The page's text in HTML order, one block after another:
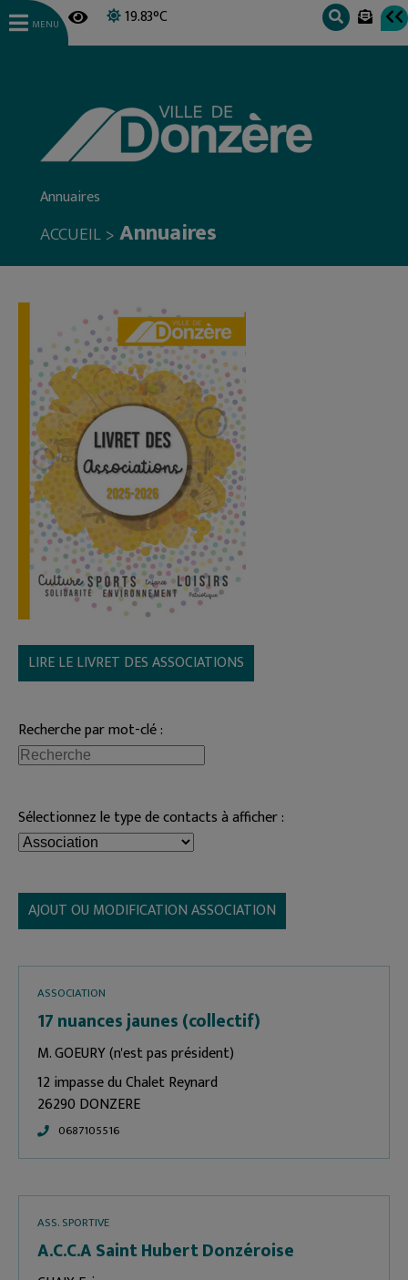
19.83°C
MENU
Annuaires
ACCUEIL>Annuaires
LIRE LE LIVRET DES ASSOCIATIONS
Recherche par mot-clé :
Sélectionnez le type de contacts à afficher :
AJOUT OU MODIFICATION ASSOCIATION
ASSOCIATION
17 nuances jaunes (collectif)
M. GOEURY (n'est pas président)
12 impasse du Chalet Reynard
26290 DONZERE
0687105516
ASS. SPORTIVE
A.C.C.A Saint Hubert Donzéroise